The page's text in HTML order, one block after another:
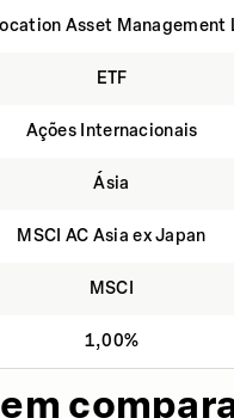
Asset Management
ETF
Ações Internacionais
Ásia
MSCI AC Asia ex Japan
MSCI
1,00%